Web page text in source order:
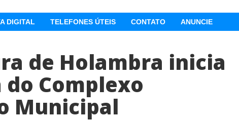
DIGITAL TELEFONES ÚTEIS CONTATO ANUNCIE
de Holambra inicia
Complexo
Municipal